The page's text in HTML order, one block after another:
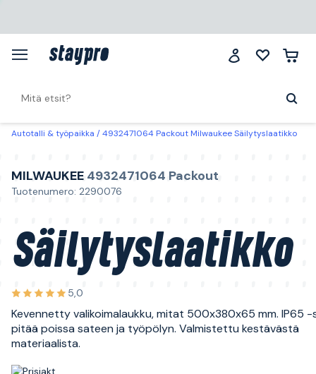
Autotalli & työpaikka 4932471064 Packout Milwaukee Säilytyslaatikko
MILWAUKEE 4932471064 Packout
Tuotenumero: 2290076
Säilytyslaatikko
5,0
Kevennetty valikoimalaukku, mitat 500x380x65 mm. IP65
pitää poissa sateen ja työpölyn. Valmistettu kestävästä
materiaalista.